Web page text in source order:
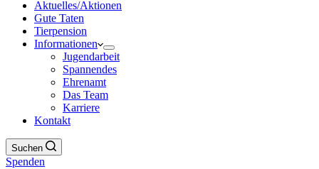
Aktuelles/Aktionen
Gute Taten
Tierpension
Informationen
Jugendarbeit
Spannendes
Ehrenamt
Das Team
Karriere
Kontakt
Suchen
Spenden